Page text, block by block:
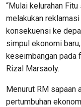
“Mulai kelurahan
melakukan
konsekuensi ke
simpul ekonomi
keseimbangan pada
Rizal Marsaoly.
Menurut RM sapaan
pertumbuhan